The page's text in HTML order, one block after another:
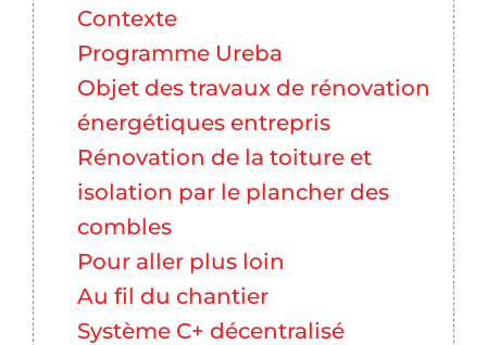
Contexte
Programme Ureba
Objet des travaux de rénovation
énergétiques entrepris
Rénovation de la toiture et
isolation par le plancher des
combles
Pour aller plus loin
Au fil du chantier
Système C+ décentralisé